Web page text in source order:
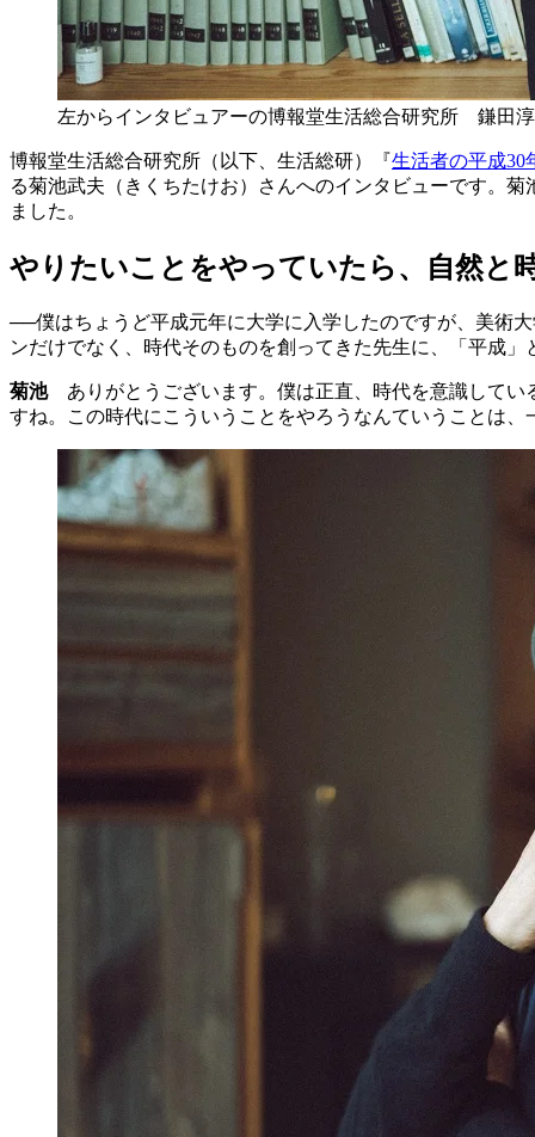
左からインタビュアーの博報堂生活総合研究所 鎌田
博報堂生活総合研究所（以下、生活総研）『生活者の平成30
る菊池武夫（きくちたけお）さんへのインタビューです。
ました。
やりたいことをやっていたら、自然と
──僕はちょうど平成元年に大学に入学したのですが、美術
ンだけでなく、時代そのものを創ってきた先生に、「平成」
菊池ありがとうございます。僕は正直、時代を意識してい
すね。この時代にこういうことをやろうなんていうことは、